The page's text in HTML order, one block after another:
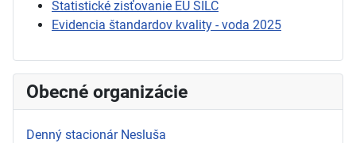
Štatistické zisťovanie EU SILC
Evidencia štandardov kvality - voda 2025
Obecné organizácie
Denný stacionár Nesluša